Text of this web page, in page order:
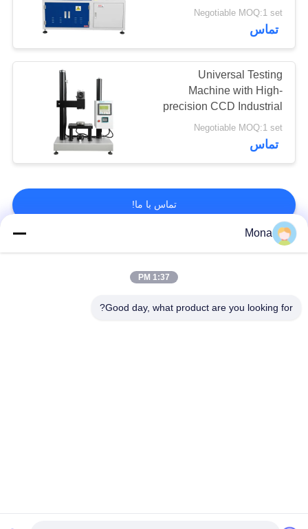
Software, -20°C to
100°C Temperature
Control, and Multiple
Negotiable MOQ:1 set
تماس
Universal Testing
Machine with High-
precision CCD Industrial
Camera and
Temperature Control
Range -20°C to 100°C
Negotiable MOQ:1 set
تماس
تماس با ما!
دسته بندی های محبوب
دستگاه تست کشش دستگاه تست جهانی
Mona
1:37 PM
Good day, what product are you looking for?